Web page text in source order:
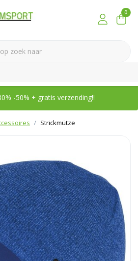
0
-50% + gratis verzending!!
Strickmütze